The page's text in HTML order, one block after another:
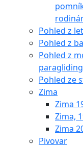
Pohled z
Pohled z
Pohled z
Pohled ze
Zima
Zima
Zima,
Zima
Pivovar